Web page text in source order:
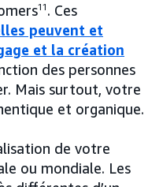
11 . Ces
peuvent et
et la création
des personnes
Mais surtout, votre
et organique.
de votre
ou mondiale. Les